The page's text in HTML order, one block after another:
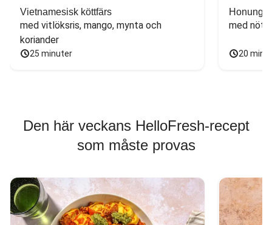
Vietnamesisk köttfärs
med vitlöksris, mango, mynta och
koriander
25 minuter
med
20
Den här veckans HelloFresh-recept
som måste provas